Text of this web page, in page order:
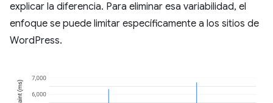
explicar la diferencia. Para eliminar esa variabilidad, el
enfoque se puede limitar específicamente a los sitios de
WordPress.